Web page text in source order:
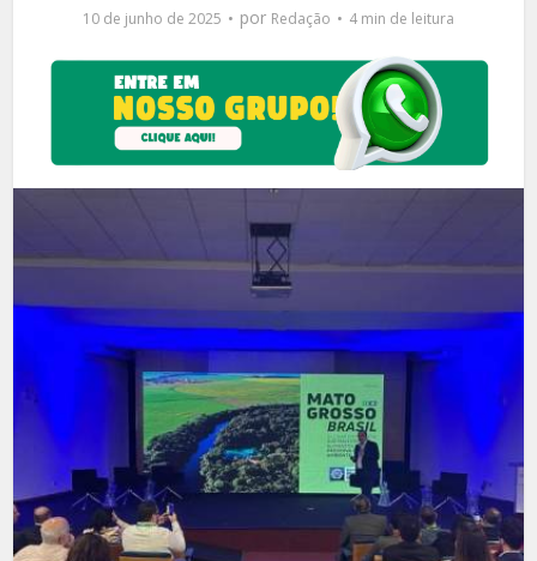
10 de junho de 2025 por Redação 4 min de leitura